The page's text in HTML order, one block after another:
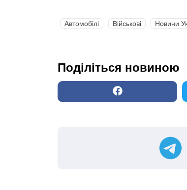
Автомобілі Військові Новини
Поділіться новиною